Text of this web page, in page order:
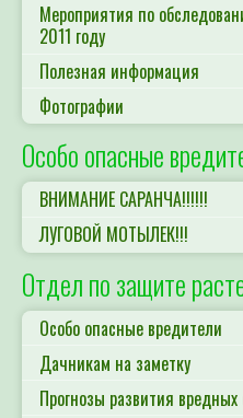
Мероприятия по
2011 году
Полезная информация
Фотографии
Особо опасные
ВНИМАНИЕ САРАНЧА!!!!!!
ЛУГОВОЙ МОТЫЛЕК!!!
Отдел по защите
Особо опасные вредители
Дачникам на заметку
Прогнозы развития вредных